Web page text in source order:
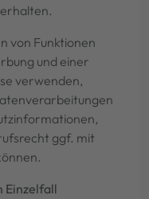
von Funktionen
und einer
verwenden,
ggf. mit
Einzelfall